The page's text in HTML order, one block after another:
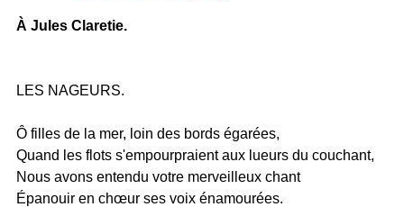
À Jules Claretie.
LES NAGEURS.
Ô filles de la mer, loin des bords égarées,
Quand les flots s'empourpraient aux lueurs du couchant,
Nous avons entendu votre merveilleux chant
Épanouir en chœur ses voix énamourées.